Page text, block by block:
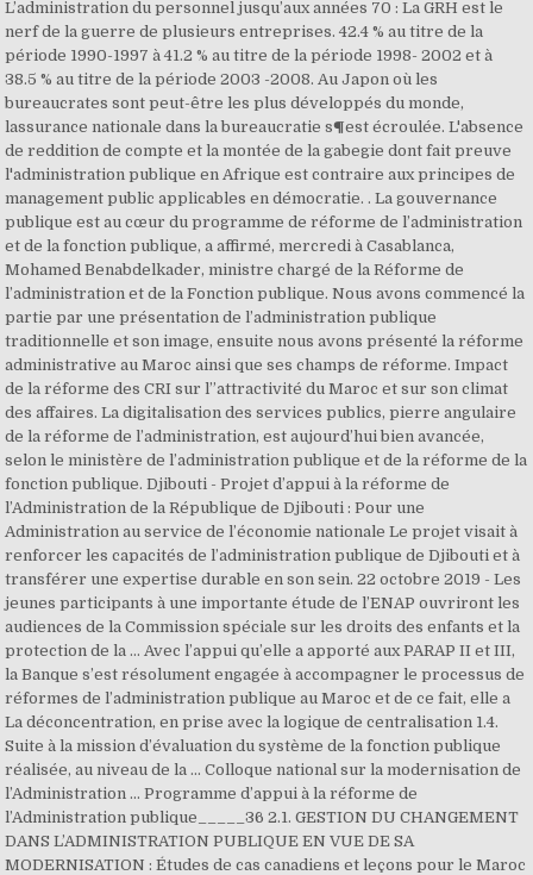
L’administration du personnel jusqu’aux années 70 : La GRH est le
nerf de la guerre de plusieurs entreprises. 42.4 % au titre de la
période 1990-1997 à 41.2 % au titre de la période 1998- 2002 et à
38.5 % au titre de la période 2003 -2008. Au Japon où les
bureaucrates sont peut-être les plus développés du monde,
lassurance nationale dans la bureaucratie s¶est écroulée. L'absence
de reddition de compte et la montée de la gabegie dont fait preuve
l'administration publique en Afrique est contraire aux principes de
management public applicables en démocratie. . La gouvernance
publique est au cœur du programme de réforme de l’administration
et de la fonction publique, a affirmé, mercredi à Casablanca,
Mohamed Benabdelkader, ministre chargé de la Réforme de
l’administration et de la Fonction publique. Nous avons commencé la
partie par une présentation de l’administration publique
traditionnelle et son image, ensuite nous avons présenté la réforme
administrative au Maroc ainsi que ses champs de réforme. Impact
de la réforme des CRI sur l”attractivité du Maroc et sur son climat
des affaires. La digitalisation des services publics, pierre angulaire
de la réforme de l’administration, est aujourd’hui bien avancée,
selon le ministère de l’administration publique et de la réforme de la
fonction publique. Djibouti - Projet d’appui à la réforme de
l’Administration de la République de Djibouti : Pour une
Administration au service de l’économie nationale Le projet visait à
renforcer les capacités de l’administration publique de Djibouti et à
transférer une expertise durable en son sein. 22 octobre 2019 - Les
jeunes participants à une importante étude de l’ENAP ouvriront les
audiences de la Commission spéciale sur les droits des enfants et la
protection de la … Avec l’appui qu’elle a apporté aux PARAP II et III,
la Banque s’est résolument engagée à accompagner le processus de
réformes de l’administration publique au Maroc et de ce fait, elle a
La déconcentration, en prise avec la logique de centralisation 1.4.
Suite à la mission d’évaluation du système de la fonction publique
réalisée, au niveau de la ... Colloque national sur la modernisation de
l’Administration ... Programme d’appui à la réforme de
l’Administration publique_____36 2.1. GESTION DU CHANGEMENT
DANS L’ADMINISTRATION PUBLIQUE EN VUE DE SA
MODERNISATION : Études de cas canadiens et leçons pour le Maroc